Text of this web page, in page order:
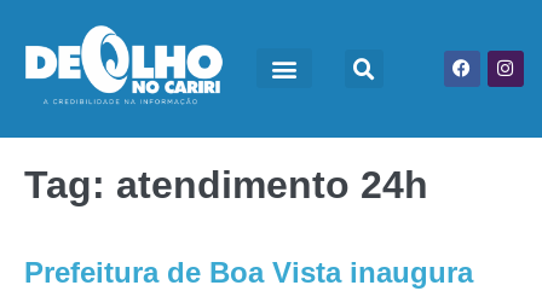
Tag: atendimento 24h
Prefeitura de Boa Vista inaugura